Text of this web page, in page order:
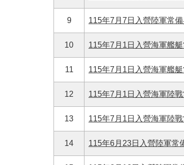
9 115年7月7日入營陸軍常
10 115年7月1日入營海軍艦
11 115年7月1日入營海軍艦
12 115年7月1日入營海軍陸
13 115年7月1日入營海軍陸
14 115年6月23日入營陸軍常